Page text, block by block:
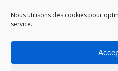
Nous utilisons des cookies pour
service.
Les